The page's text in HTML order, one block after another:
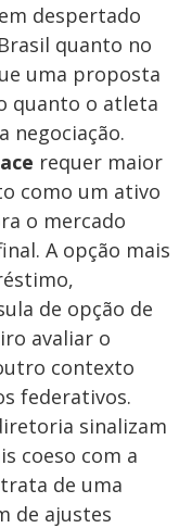
despertado
quanto no
uma proposta
quanto o atleta
negociação.
requer maior
como um ativo
o mercado
A opção mais
de opção de
avaliar o
contexto
federativos.
sinalizam
coeso com a
de uma
de ajustes